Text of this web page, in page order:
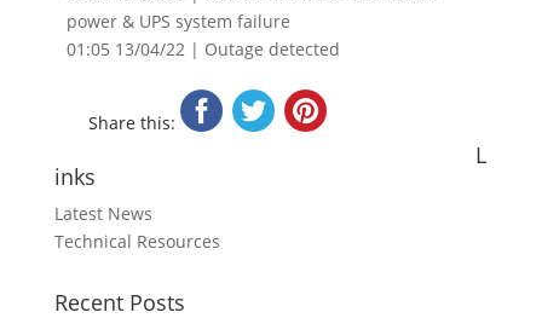
power & UPS system failure
01:05 13/04/22 | Outage detected
Share this:
L
inks
Latest News
Technical Resources
Recent Posts